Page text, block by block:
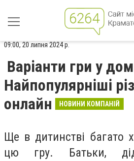
09:00, 20 липня 2024 р.
Варіанти гри у
Найпопулярніші
онлайн
НОВИНИ КОМПАНІЙ
Ще в дитинстві багато
цю гру. Батьки,